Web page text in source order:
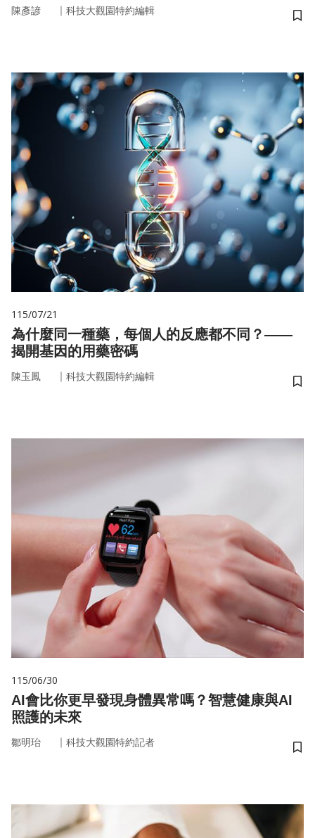
陳彥諺 ｜ 科技大觀園特約編輯
儲
115/07/21
為什麼同一種藥，每個人的反應都不同？——
揭開基因的用藥密碼
陳玉鳳 ｜ 科技大觀園特約編輯
儲
115/06/30
AI會比你更早發現身體異常嗎？智慧健康與AI
照護的未來
鄒明珆 ｜ 科技大觀園特約記者
儲